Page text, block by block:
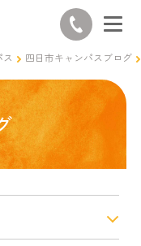
四日市キャンパスブログ